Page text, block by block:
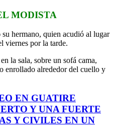
MODISTA
hermano, quien acudió al lugar
viernes por la tarde.
la sala, sobre un sofá cama,
enrollado alrededor del cuello y
EN GUATIRE
Y UNA FUERTE
Y CIVILES EN UN